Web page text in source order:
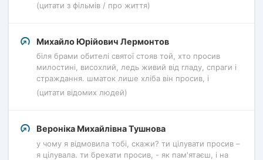
(цитати з фільмів / про життя)
Михайло Юрійович Лермонтов
біля брами обителі святої стояв той, хто просив
милостині, висохлий, ледь живий від гладу, спраги і
страждання. шматок лише хліба він просив, і
(цитати відомих людей)
Вероніка Михайлівна Тушнова
у чому я відмовила тобі, скажи? ти цілувати просив –
я цілувала. ти брехати просив, - як пам'ятаєш, і на